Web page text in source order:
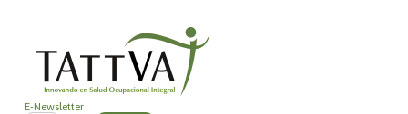
E-Newsletter